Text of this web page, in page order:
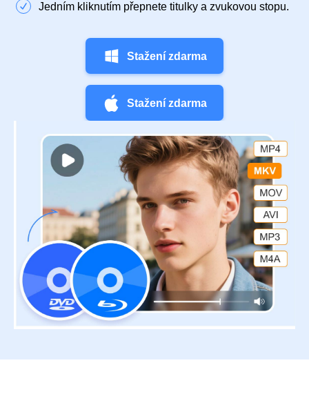
Jedním kliknutím přepnete titulky a zvukovou stopu.
Stažení zdarma
Stažení zdarma